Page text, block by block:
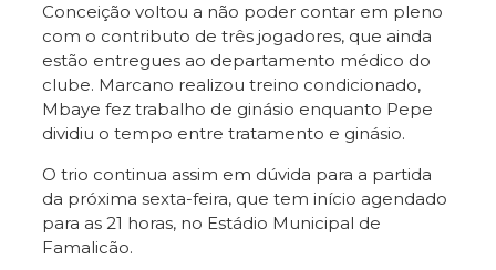
Conceição voltou a não poder contar em pleno
com o contributo de três jogadores, que ainda
estão entregues ao departamento médico do
clube. Marcano realizou treino condicionado,
Mbaye fez trabalho de ginásio enquanto Pepe
dividiu o tempo entre tratamento e ginásio.
O trio continua assim em dúvida para a partida
da próxima sexta-feira, que tem início agendado
para as 21 horas, no Estádio Municipal de
Famalicão.